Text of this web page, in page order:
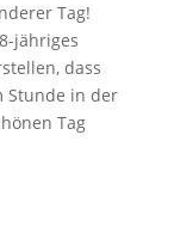
Tag!
jähriges
dass
Stunde in der
Tag